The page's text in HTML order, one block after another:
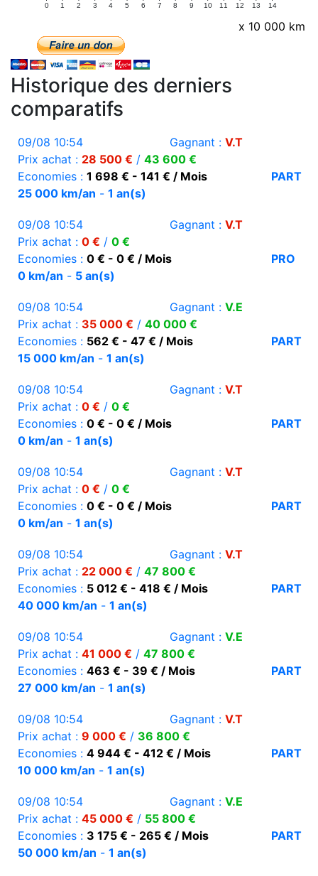
0 1 2 3 4 5 6 7 8 9 10 11 12 13 14
x 10 000 km
Historique des derniers
comparatifs
09/08 10:54 Gagnant : V.T
Prix achat : 28 500 € / 43 600 €
Economies : 1 698 € - 141 € / Mois
PART
25 000 km/an - 1 an(s)
09/08 10:54 Gagnant : V.T
Prix achat : 0 € / 0 €
Economies : 0 € - 0 € / Mois
PRO
0 km/an - 5 an(s)
09/08 10:54 Gagnant : V.E
Prix achat : 35 000 € / 40 000 €
Economies : 562 € - 47 € / Mois
PART
15 000 km/an - 1 an(s)
09/08 10:54 Gagnant : V.T
Prix achat : 0 € / 0 €
Economies : 0 € - 0 € / Mois
PART
0 km/an - 1 an(s)
09/08 10:54 Gagnant : V.T
Prix achat : 0 € / 0 €
Economies : 0 € - 0 € / Mois
PART
0 km/an - 1 an(s)
09/08 10:54 Gagnant : V.T
Prix achat : 22 000 € / 47 800 €
Economies : 5 012 € - 418 € / Mois
PART
40 000 km/an - 1 an(s)
09/08 10:54 Gagnant : V.E
Prix achat : 41 000 € / 47 800 €
Economies : 463 € - 39 € / Mois
PART
27 000 km/an - 1 an(s)
09/08 10:54 Gagnant : V.T
Prix achat : 9 000 € / 36 800 €
Economies : 4 944 € - 412 € / Mois
PART
10 000 km/an - 1 an(s)
09/08 10:54 Gagnant : V.E
Prix achat : 45 000 € / 55 800 €
Economies : 3 175 € - 265 € / Mois
PART
50 000 km/an - 1 an(s)